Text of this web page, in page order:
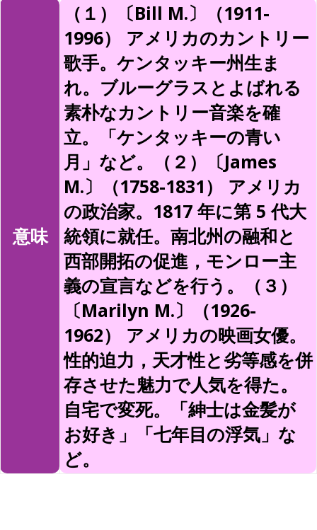
意味
（１）〔Bill M.〕（1911-
1996） アメリカのカントリー
歌手。ケンタッキー州生ま
れ。ブルーグラスとよばれる
素朴なカントリー音楽を確
立。「ケンタッキーの青い
月」など。（２）〔James
M.〕（1758-1831） アメリカ
の政治家。1817 年に第 5 代大
統領に就任。南北州の融和と
西部開拓の促進，モンロー主
義の宣言などを行う。（３）
〔Marilyn M.〕（1926-
1962） アメリカの映画女優。
性的迫力，天才性と劣等感を併
存させた魅力で人気を得た。
自宅で変死。「紳士は金髪が
お好き」「七年目の浮気」な
ど。